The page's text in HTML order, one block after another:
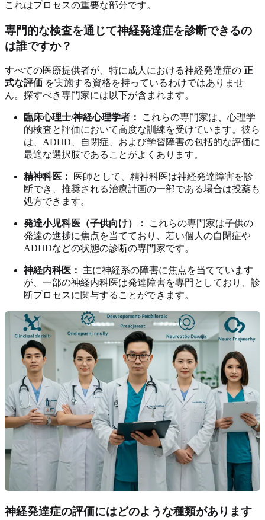
これはプロセスの重要な部分です。
専門的な検査を通じて神経発達症を診断できるの
は誰ですか？
すべての医療提供者が、特に成人における神経発達症の 正
式な評価 を実施する資格を持っているわけではありませ
ん。探すべき専門家には以下が含まれます。
臨床心理士/神経心理学者：
これらの専門家は、心理学
的検査と評価において高度な訓練を受けています。彼ら
は、ADHD、自閉症、および学習障害の包括的な評価に
最適な選択肢であることがよくあります。
精神科医：
医師として、精神科医は神経発達障害を診
断でき、推奨される治療計画の一部である場合は投薬も
処方できます。
発達小児科医（子供向け）：
これらの専門家は子供の
発達の進捗に焦点を当てており、若い個人の自閉症や
ADHDなどの状態の診断の専門家です。
神経内科医：
主に神経系の障害に焦点を当てています
が、一部の神経内科医は発達障害を専門としており、診
断プロセスに関与することができます。
神経発達症の評価にはどのような種類があります